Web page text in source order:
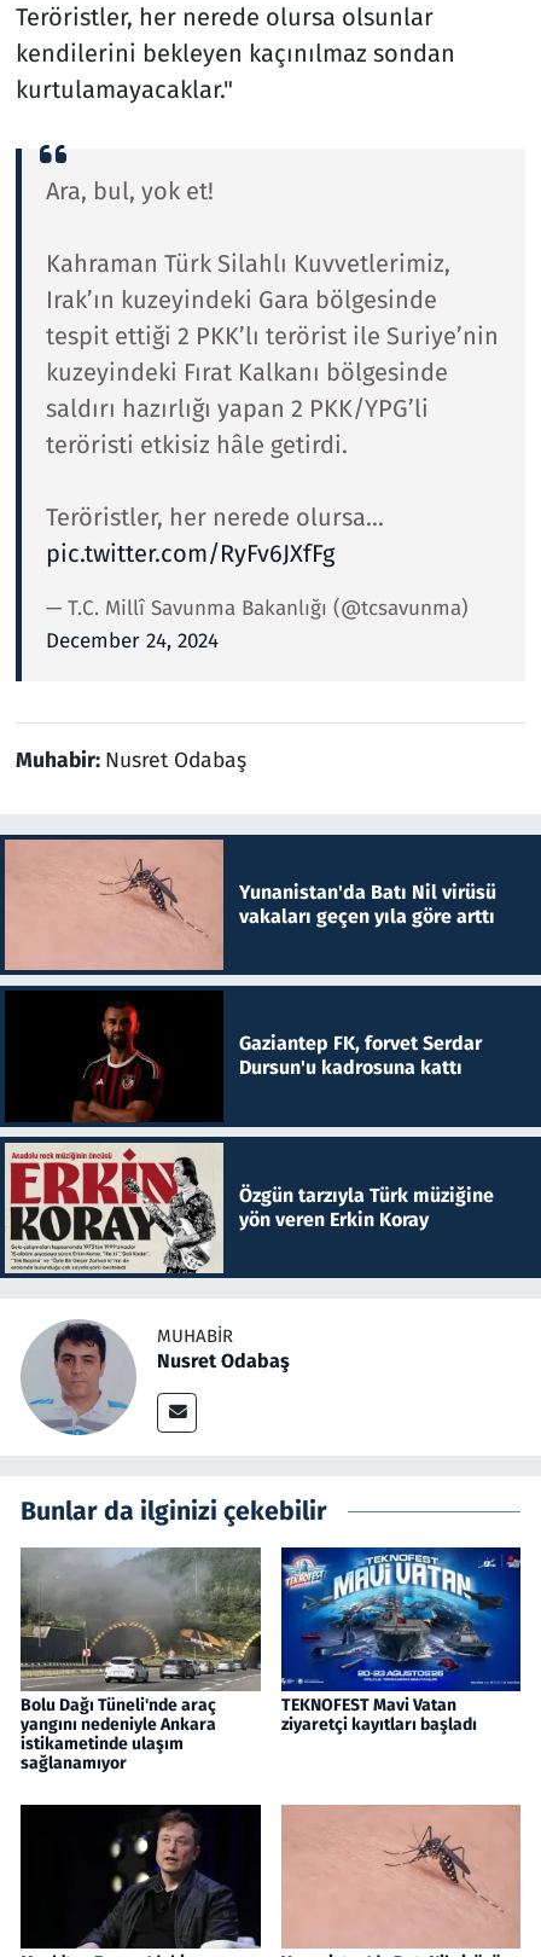
Teröristler, her nerede olursa olsunlar
kendilerini bekleyen kaçınılmaz sondan
kurtulamayacaklar."
Ara, bul, yok et!
Kahraman Türk Silahlı Kuvvetlerimiz,
Irak’ın kuzeyindeki Gara bölgesinde
tespit ettiği 2 PKK’lı terörist ile Suriye’nin
kuzeyindeki Fırat Kalkanı bölgesinde
saldırı hazırlığı yapan 2 PKK/YPG’li
teröristi etkisiz hâle getirdi.
Teröristler, her nerede olursa…
pic.twitter.com/RyFv6JXfFg
— T.C. Millî Savunma Bakanlığı (@tcsavunma)
December 24, 2024
Muhabir: Nusret Odabaş
Yunanistan'da Batı Nil virüsü
vakaları geçen yıla göre arttı
Gaziantep FK, forvet Serdar
Dursun'u kadrosuna kattı
Özgün tarzıyla Türk müziğine
yön veren Erkin Koray
MUHABIR
Nusret Odabaş
Bunlar da ilginizi çekebilir
Bolu Dağı Tüneli'nde araç
yangını nedeniyle Ankara
istikametinde ulaşım
sağlanamıyor
TEKNOFEST Mavi Vatan
ziyaretçi kayıtları başladı